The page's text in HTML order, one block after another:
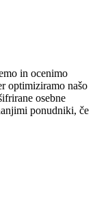
in ocenimo
optimiziramo našo
osebne
ponudniki, če